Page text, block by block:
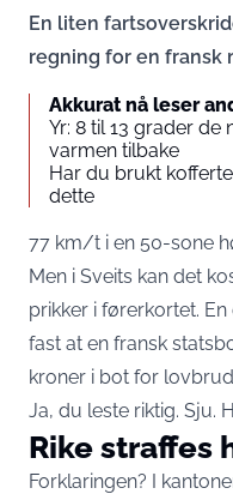
En liten
regning for en
Akkurat nå leser
Yr: 8 til 13 grader
varmen tilbake
Har du brukt
dette
77 km/t i en 50-sone
Men i Sveits kan det
prikker i førerkortet.
fast at en fransk
kroner i bot for
Ja, du leste riktig. Sju.
Rike straffes
Forklaringen? I